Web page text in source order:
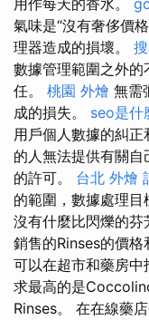
用作每天的香水。
氣味是“沒有奢侈價
理器造成的損壞。
數據管理範圍之外
任。 桃園 外燴 無需
成的損失。 seo是什
用戶個人數據的糾正
的人無法提供有關
的許可。 台北 外燴
的範圍，數據處理目
沒有什麼比閃爍的
銷售的Rinses的價
可以在超市和藥房
求最高的是
Rinses。 在在線藥